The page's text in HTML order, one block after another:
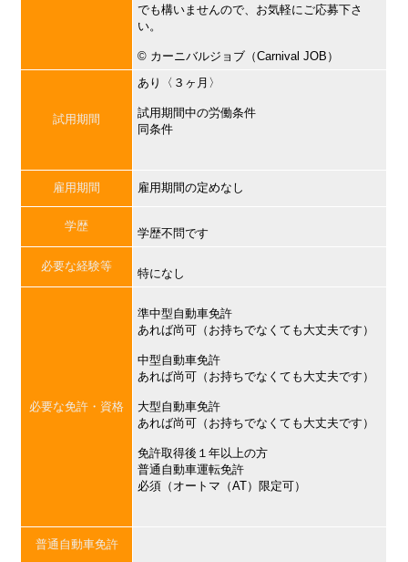
でも構いませんので、お気軽にご応募下さ
い。
©︎ カーニバルジョブ（Carnival JOB）
試用期間
あり〈３ヶ月〉
試用期間中の労働条件
同条件
雇用期間 雇用期間の定めなし
学歴
学歴不問です
必要な経験等
特になし
必要な免許・資格
準中型自動車免許
あれば尚可（お持ちでなくても大丈夫です）
中型自動車免許
あれば尚可（お持ちでなくても大丈夫です）
大型自動車免許
あれば尚可（お持ちでなくても大丈夫です）
免許取得後１年以上の方
普通自動車運転免許
必須（オートマ（AT）限定可）
普通自動車免許